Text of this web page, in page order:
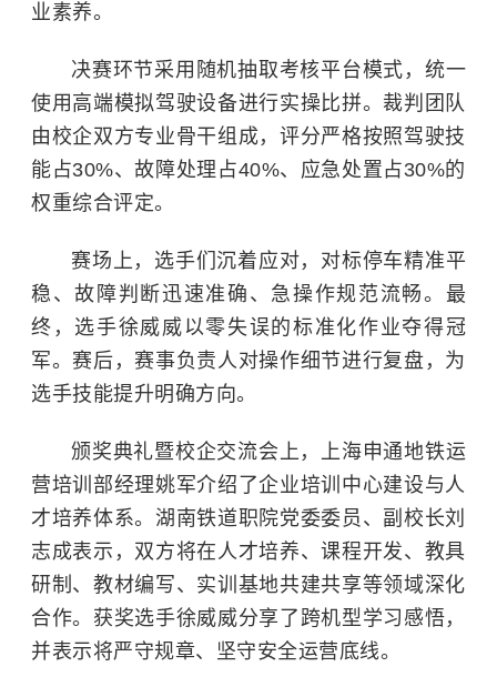
业素养。
决赛环节采用随机抽取考核平台模式，统一
使用高端模拟驾驶设备进行实操比拼。裁判团队
由校企双方专业骨干组成，评分严格按照驾驶技
能占30%、故障处理占40%、应急处置占30%的
权重综合评定。
赛场上，选手们沉着应对，对标停车精准平
稳、故障判断迅速准确、急操作规范流畅。最
终，选手徐威威以零失误的标准化作业夺得冠
军。赛后，赛事负责人对操作细节进行复盘，为
选手技能提升明确方向。
颁奖典礼暨校企交流会上，上海申通地铁运
营培训部经理姚军介绍了企业培训中心建设与人
才培养体系。湖南铁道职院党委委员、副校长刘
志成表示，双方将在人才培养、课程开发、教具
研制、教材编写、实训基地共建共享等领域深化
合作。获奖选手徐威威分享了跨机型学习感悟，
并表示将严守规章、坚守安全运营底线。